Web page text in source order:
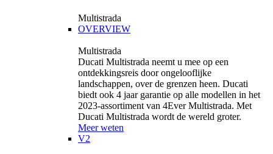
Multistrada
OVERVIEW
Multistrada
Ducati Multistrada neemt u mee op een
ontdekkingsreis door ongelooflijke
landschappen, over de grenzen heen. Ducati
biedt ook 4 jaar garantie op alle modellen in het
2023-assortiment van 4Ever Multistrada. Met
Ducati Multistrada wordt de wereld groter.
Meer weten
V2